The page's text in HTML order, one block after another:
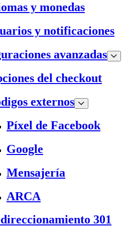
y monedas
y notificaciones
avanzadas
del checkout
externos
Píxel de Facebook
Google
Mensajería
ARCA
301